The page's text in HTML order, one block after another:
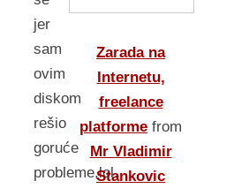
jer
sam
ovim
diskom
rešio
goruće
probleme,lol.
Zarada na
Internetu,
freelance
platforme from
Mr Vladimir
Stankovic